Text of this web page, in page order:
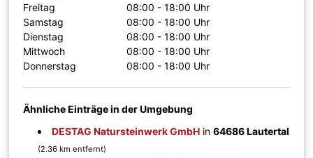
Freitag
08:00 - 18:00 Uhr
Samstag
08:00 - 18:00 Uhr
Dienstag
08:00 - 18:00 Uhr
Mittwoch
08:00 - 18:00 Uhr
Donnerstag
08:00 - 18:00 Uhr
Ähnliche Einträge in der Umgebung
DESTAG Natursteinwerk GmbH in64686 Lautertal
(2.36 km entfernt)